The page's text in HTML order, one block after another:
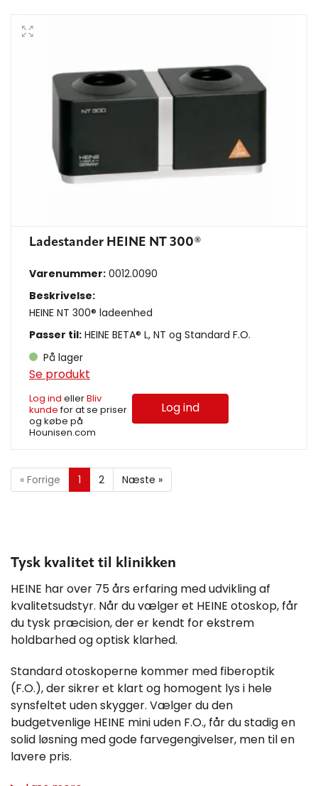
Ladestander HEINE NT 300®
Varenummer: 0012.0090
Beskrivelse:
HEINE NT 300® ladeenhed
Passer til: HEINE BETA® L, NT og Standard F.O.
På lager
Se produkt
Log ind ellerBliv
kundefor at se priser
og købe på
Hounisen.com
Log ind
« Forrige 1 2 Næste »
Tysk kvalitet til klinikken
HEINE har over 75 års erfaring med udvikling af
kvalitetsudstyr. Når du vælger et HEINE otoskop, får
du tysk præcision, der er kendt for ekstrem
holdbarhed og optisk klarhed.
Standard otoskoperne kommer med fiberoptik
(F.O.), der sikrer et klart og homogent lys i hele
synsfeltet uden skygger. Vælger du den
budgetvenlige HEINE mini uden F.O., får du stadig en
solid løsning med gode farvegengivelser, men til en
lavere pris.